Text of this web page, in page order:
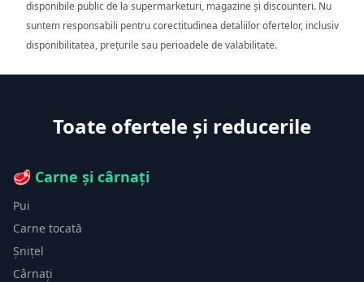
disponibile public de la supermarketuri, magazine și discounteri. Nu
suntem responsabili pentru corectitudinea detaliilor ofertelor, inclusiv
disponibilitatea, prețurile sau perioadele de valabilitate.
Toate ofertele și reducerile
🥩 Carne și cârnați
Pui
Carne tocată
Șnițel
Cârnați